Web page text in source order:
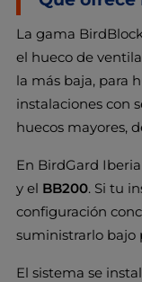
La gama
el hueco de
la más baja, para
instalaciones con
huecos mayores,
En BirdGard
y el BB200. Si tu
configuración
suministrarlo bajo
El sistema se